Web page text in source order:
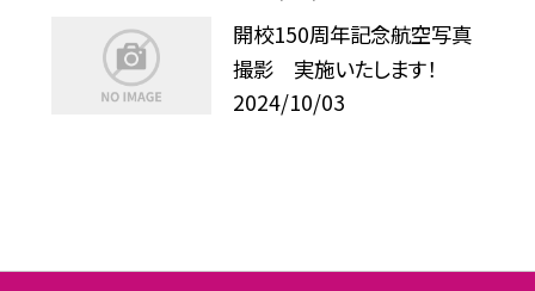
開校150周年記念航空写真
撮影 実施いたします！
2024/10/03